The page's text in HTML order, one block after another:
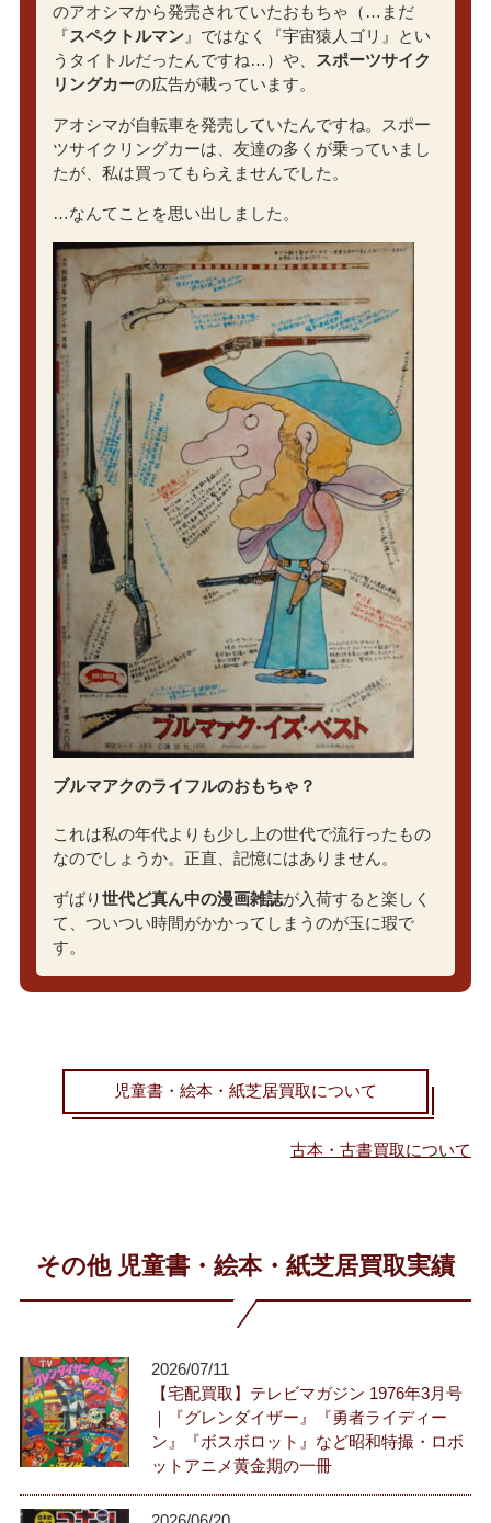
のアオシマから発売されていたおもちゃ（…まだ
『スペクトルマン』ではなく『宇宙猿人ゴリ』とい
うタイトルだったんですね…）や、
スポーツサイク
リングカーの広告が載っています。
アオシマが自転車を発売していたんですね。スポー
ツサイクリングカーは、友達の多くが乗っていまし
たが、私は買ってもらえませんでした。
…なんてことを思い出しました。
ブルマアクのライフルのおもちゃ？
これは私の年代よりも少し上の世代で流行ったもの
なのでしょうか。正直、記憶にはありません。
ずばり世代ど真ん中の漫画雑誌が入荷すると楽しく
て、ついつい時間がかかってしまうのが玉に瑕で
す。
児童書・絵本・紙芝居買取について
古本・古書買取について
その他 児童書・絵本・紙芝居買取実績
2026/07/11
【宅配買取】テレビマガジン 1976年3月号
｜『グレンダイザー』『勇者ライディー
ン』『ボスボロット』など昭和特撮・ロボ
ットアニメ黄金期の一冊